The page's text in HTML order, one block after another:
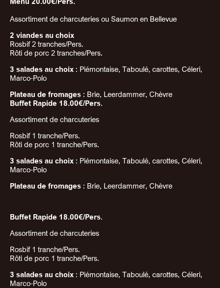
Assortiment de charcuteries ou Saumon en Bellevue
2 viandes au choix
Rosbif 2 tranches/Pers.
Rôti de porc 2 tranches/Pers.
3 salades au choix : Piémontaise, Taboulé, carottes, Céleri,
Marco-Polo
Plateau de fromages : Brie, Leerdammer, Chèvre
Buffet Rapide 18.00€/Pers.
Assortiment de charcuteries
Rosbif 1 tranche/Pers.
Rôti de porc 1 tranche/Pers.
3 salades au choix : Piémontaise, Taboulé, carottes, Céleri,
Marco-Polo
Plateau de fromages : Brie, Leerdammer, Chèvre
Buffet Rapide 18.00€/Pers.
Assortiment de charcuteries
Rosbif 1 tranche/Pers.
Rôti de porc 1 tranche/Pers.
3 salades au choix : Piémontaise, Taboulé, carottes, Céleri,
Marco-Polo